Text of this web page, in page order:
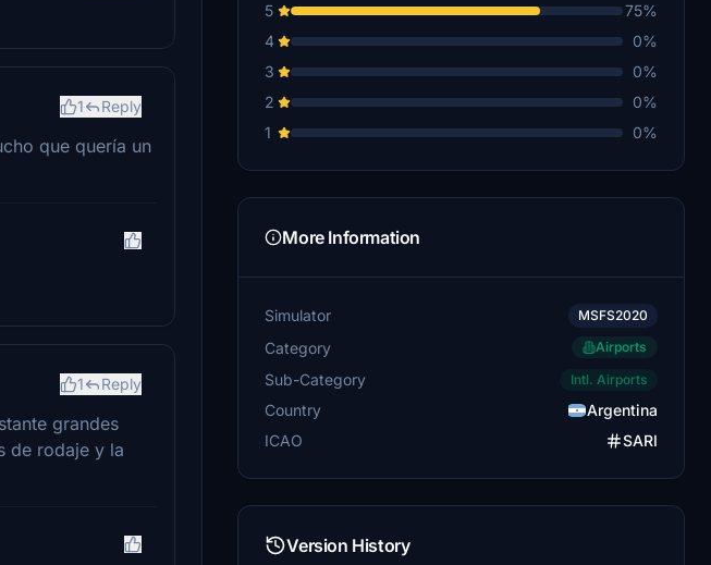
1 Reply
que quería un
1 Reply
grandes
de rodaje y la
5
75%
4
0%
3
0%
2
0%
1
0%
More Information
Simulator MSFS2020
Category Airports
Sub-Category Intl. Airports
Country
Argentina
ICAO
SARI
Version History